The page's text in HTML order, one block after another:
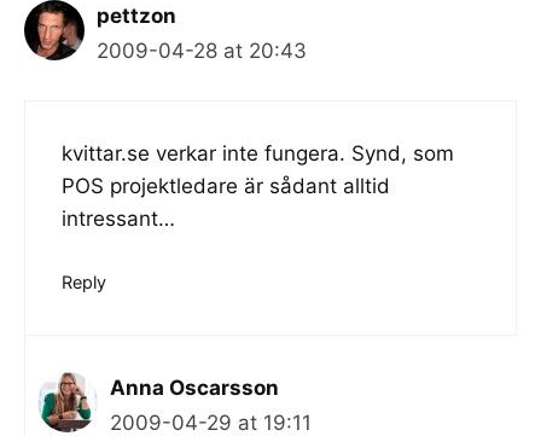
pettzon
2009-04-28 at 20:43
kvittar.se verkar inte fungera. Synd, som
POS projektledare är sådant alltid
intressant…
Reply
Anna Oscarsson
2009-04-29 at 19:11